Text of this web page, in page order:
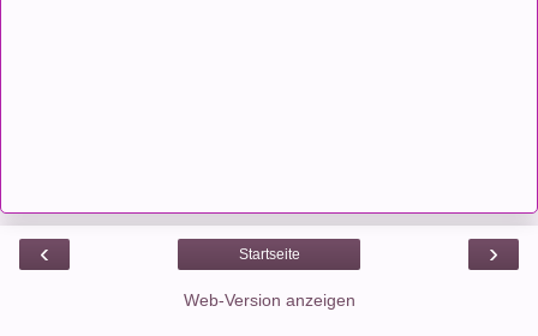
‹ ›
Startseite
Web-Version anzeigen